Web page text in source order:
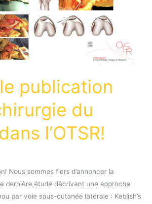
publication
du
l’OTSR!
Nous sommes fiers d’annoncer la
dernière étude décrivant une approche
par voie sous-cutanée latérale : Keblish’s